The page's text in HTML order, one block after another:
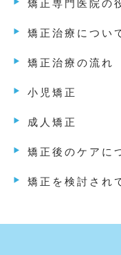
矯正専門医院の
矯正治療につい
矯正治療の流れ
小児矯正
成人矯正
矯正後のケアに
矯正を検討され